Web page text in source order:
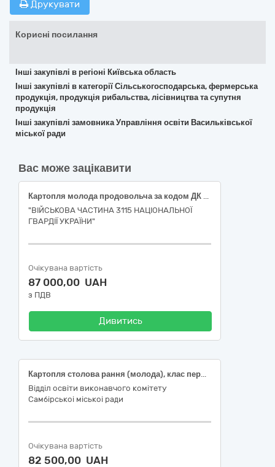
Друкувати
Корисні посилання
Інші закупівлі в регіоні Київська область
Інші закупівлі в категорії Сільськогосподарська, фермерська
продукція, продукція рибальства, лісівництва та супутня
продукція
Інші закупівлі замовника Управління освіти Васильківської
міської ради
Вас може зацікавити
Картопля молода продовольча за кодом ДК 021:2015:03210000-6 «Зернові культури та картопля», картопля молода продовольча, перший клас (ДК 021:2015:03212100-1 «Картопля»)
"ВІЙСЬКОВА ЧАСТИНА 3115 НАЦІОНАЛЬНОЇ
ГВАРДІЇ УКРАЇНИ"
Очікувана вартість
87 000,00 UAH
з ПДВ
Дивитись
Картопля столова рання (молода), клас перший, ДСТУ 9221
Відділ освіти виконавчого комітету
Самбірськоі міськоі ради
Очікувана вартість
82 500,00 UAH